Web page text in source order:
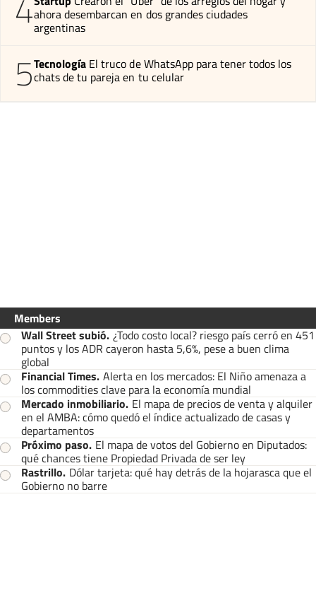
ahora desembarcan en dos grandes ciudades
argentinas
5Tecnología El truco de WhatsApp para tener todos los
chats de tu pareja en tu celular
Members
Wall Street subió. ¿Todo costo local? riesgo país cerró en 451
puntos y los ADR cayeron hasta 5,6%, pese a buen clima
global
Financial Times. Alerta en los mercados: El Niño amenaza a
los commodities clave para la economía mundial
Mercado inmobiliario. El mapa de precios de venta y alquiler
en el AMBA: cómo quedó el índice actualizado de casas y
departamentos
Próximo paso. El mapa de votos del Gobierno en Diputados:
qué chances tiene Propiedad Privada de ser ley
Rastrillo. Dólar tarjeta: qué hay detrás de la hojarasca que el
Gobierno no barre